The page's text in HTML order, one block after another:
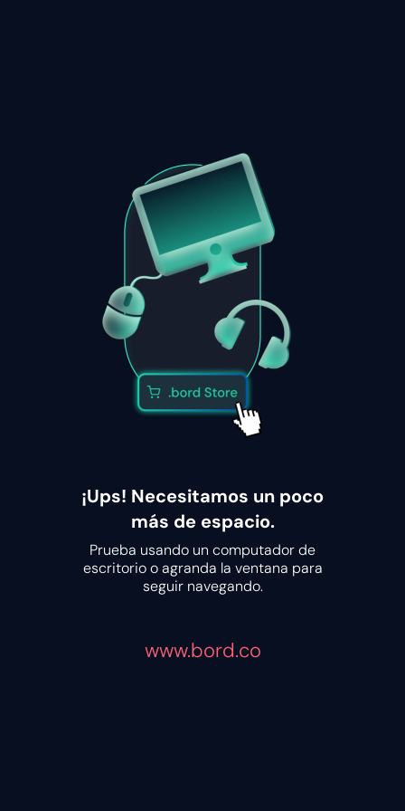
¡Ups! Necesitamos un poco
más de espacio.
Prueba usando un computador de
escritorio o agranda la ventana para
seguir navegando.
www.bord.co